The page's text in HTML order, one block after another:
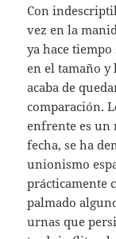
Con
vez en la
ya hace
en el tamaño y
acaba de
comparación.
enfrente es un
fecha, se ha
unionismo
prácticamente
palmado
urnas que